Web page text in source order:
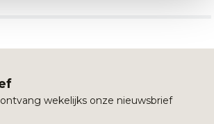
wekelijks onze nieuwsbrief